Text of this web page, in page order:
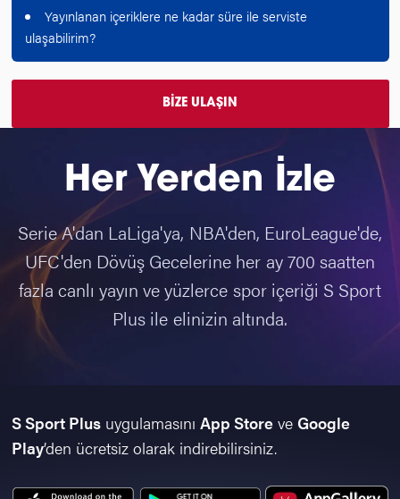
Yayınlanan içeriklere ne kadar süre ile serviste
ulaşabilirim?
BİZE ULAŞIN
Her Yerden İzle
Serie A'dan LaLiga'ya, NBA'den, EuroLeague'de,
UFC'den Dövüş Gecelerine her ay 700 saatten
fazla canlı yayın ve yüzlerce spor içeriği S Sport
Plus ile elinizin altında.
S Sport Plusuygulamasını App Storeve Google
Play’den ücretsiz olarak indirebilirsiniz.